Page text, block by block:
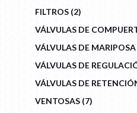
FILTROS 22
PRODUCTS
VÁLVULAS DE
VÁLVULAS DE MARIPOSA
VÁLVULAS DE
VÁLVULAS DE
VENTOSAS 77
PRODUCTS